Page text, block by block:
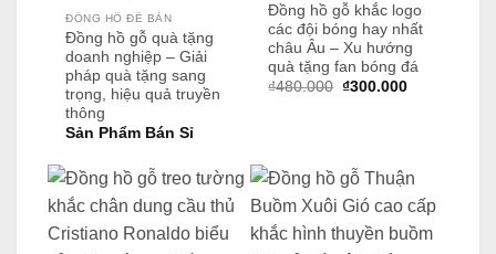
ĐỒNG HỒ ĐỂ BÀN
Đồng hồ gỗ quà tặng
doanh nghiệp – Giải
pháp quà tặng sang
trọng, hiệu quả truyền
thông
Sản Phẩm Bán Sỉ
Đồng hồ gỗ khắc logo
các đội bóng hay nhất
châu Âu – Xu hướng
quà tặng fan bóng đá
₫480.000 Giá
₫300.000Giá